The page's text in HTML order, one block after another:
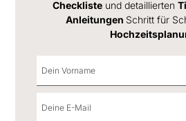
Checkliste und detaillierten
Anleitungen Schritt für